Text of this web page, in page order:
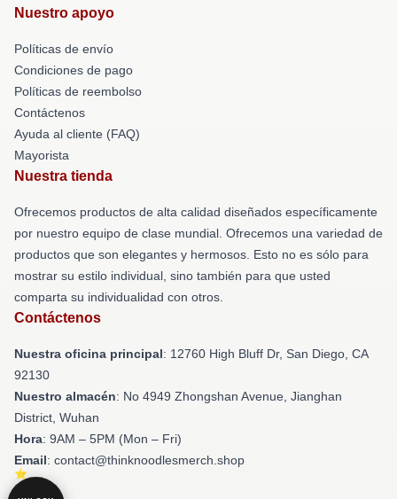
Nuestro apoyo
Políticas de envío
Condiciones de pago
Políticas de reembolso
Contáctenos
Ayuda al cliente (FAQ)
Mayorista
Nuestra tienda
Ofrecemos productos de alta calidad diseñados específicamente
por nuestro equipo de clase mundial. Ofrecemos una variedad de
productos que son elegantes y hermosos. Esto no es sólo para
mostrar su estilo individual, sino también para que usted
comparta su individualidad con otros.
Contáctenos
Nuestra oficina principal: 12760 High Bluff Dr, San Diego, CA
92130
Nuestro almacén: No 4949 Zhongshan Avenue, Jianghan
District, Wuhan
Hora: 9AM – 5PM (Mon – Fri)
Email: contact@thinknoodlesmerch.shop